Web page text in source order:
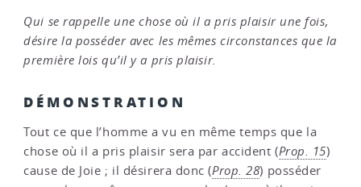
Qui se rappelle une chose où il a pris plaisir une fois,
désire la posséder avec les mêmes circonstances que la
première lois qu’il y a pris plaisir.
DÉMONSTRATION
Tout ce que l’homme a vu en même temps que la
chose où il a pris plaisir sera par accident (Prop. 15)
cause de Joie ; il désirera donc (Prop. 28) posséder